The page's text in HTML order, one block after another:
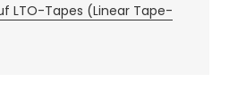
LTO-Tapes (Linear Tape-